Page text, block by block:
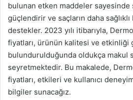
bulunan etken maddeler sayesinde
güçlendirir ve saçların daha sağlıklı
destekler. 2023 yılı itibarıyla,
fiyatları, ürünün kalitesi ve etkinliği
bulundurulduğunda oldukça makul
seyretmektedir. Bu makalede,
fiyatları, etkileri ve kullanıcı
bilgiler sunacağız.